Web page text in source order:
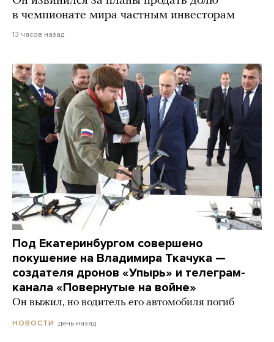
в чемпионате мира частным инвесторам
13 часов назад
Под Екатеринбургом совершено
покушение на Владимира Ткачука —
создателя дронов «Упырь» и телеграм-
канала «Повернутые на войне»
Он выжил, но водитель его автомобиля погиб
НОВОСТИ день назад